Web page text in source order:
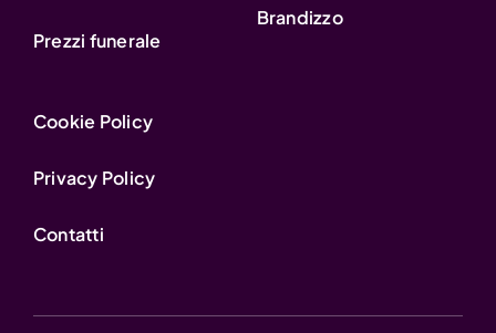
Prezzi funerale
Brandizzo
Cookie Policy
Privacy Policy
Contatti